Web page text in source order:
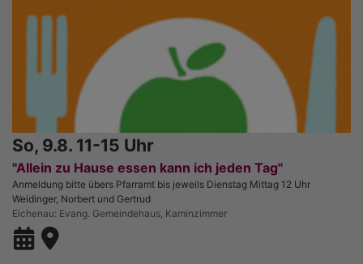
So, 9.8. 11-15 Uhr
"Allein zu Hause essen kann ich jeden Tag"
Anmeldung bitte übers Pfarramt bis jeweils Dienstag Mittag 12 Uhr
Weidinger, Norbert und Gertrud
Eichenau Evang. Gemeindehaus, Kaminzimmer